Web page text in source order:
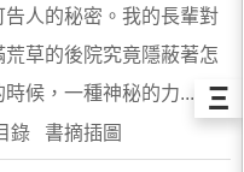
人的秘密。我的長輩對
草的後院究竟隱蔽著怎
候，一種神秘的力...
錄 書摘插圖
Ξ